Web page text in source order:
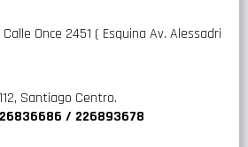
Once 2451 ( Esquina Av. Alessadri
Santiago Centro.
/ 226893678